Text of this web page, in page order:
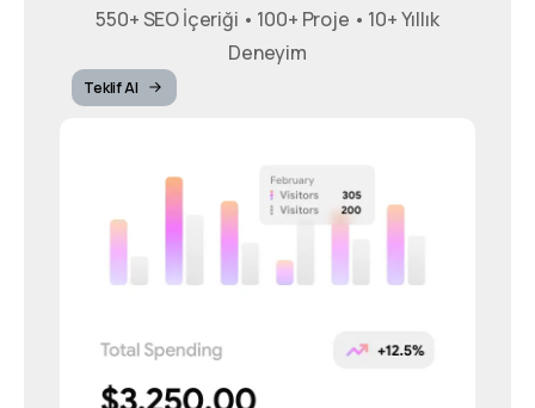
550+ SEO İçeriği • 100+ Proje • 10+ Yıllık
Deneyim
Teklif Al